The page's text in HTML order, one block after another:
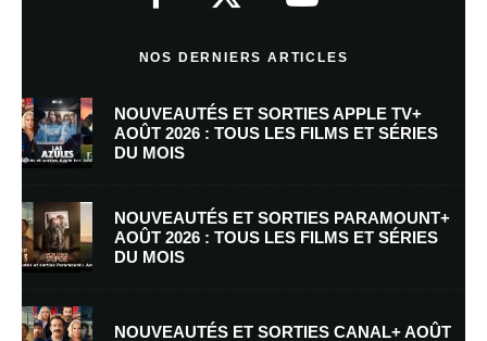
NOS DERNIERS ARTICLES
NOUVEAUTÉS ET SORTIES APPLE TV+
AOÛT 2026 : TOUS LES FILMS ET SÉRIES
DU MOIS
NOUVEAUTÉS ET SORTIES PARAMOUNT+
AOÛT 2026 : TOUS LES FILMS ET SÉRIES
DU MOIS
NOUVEAUTÉS ET SORTIES CANAL+ AOÛT